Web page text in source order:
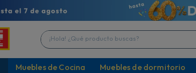
¡Hola! ¿Qué producto buscas?
Muebles de Cocina Muebles de dormitorio